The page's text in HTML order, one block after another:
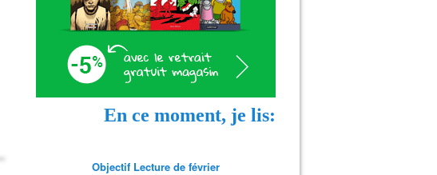
En ce moment, je lis:
Objectif Lecture de février